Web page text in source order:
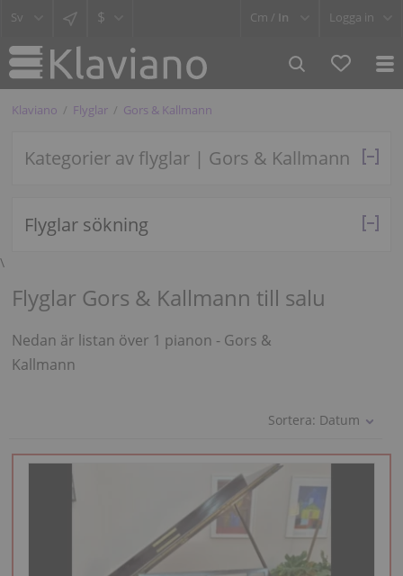
$ Cm / In Logga in
Klaviano Flyglar Gors & Kallmann
Kategorier av flyglar | Gors & Kallmann
Flyglar sökning
\
Flyglar Gors & Kallmann till salu
Nedan är listan över 1 pianon - Gors &
Kallmann
Sortera: Datum